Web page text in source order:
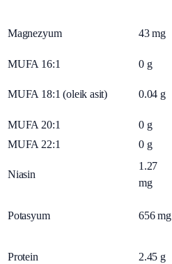
Magnezyum 43 mg
MUFA 16:1 0 g
MUFA 18:1 (oleik asit) 0.04 g
MUFA 20:1 0 g
MUFA 22:1
0 g
Niasin
1.27
mg
Potasyum 656 mg
Protein 2.45 g